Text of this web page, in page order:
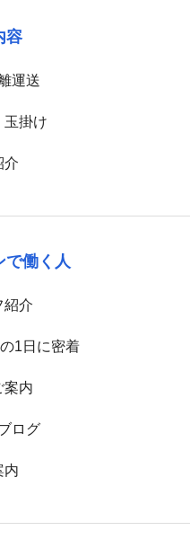
容
運送
玉掛け
介
で働く人
紹介
1日に密着
案内
ログ
内